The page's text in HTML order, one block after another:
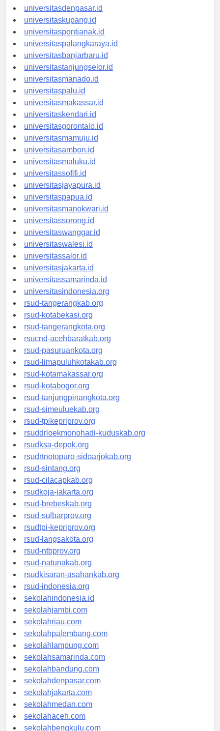
universitasbali.id
universitasdenpasar.id
universitaskupang.id
universitaspontianak.id
universitaspalangkaraya.id
universitasbanjarbaru.id
universitastanjungselor.id
universitasmanado.id
universitaspalu.id
universitasmakassar.id
universitaskendari.id
universitasgorontalo.id
universitasmamuju.id
universitasambon.id
universitasmaluku.id
universitassofifi.id
universitasjayapura.id
universitaspapua.id
universitasmanokwari.id
universitassorong.id
universitaswanggar.id
universitaswalesi.id
universitassalor.id
universitasjakarta.id
universitassamarinda.id
universitasindonesia.org
rsud-tangerangkab.org
rsud-kotabekasi.org
rsud-tangerangkota.org
rsucnd-acehbaratkab.org
rsud-pasuruankota.org
rsud-limapuluhkotakab.org
rsud-kotamakassar.org
rsud-kotabogor.org
rsud-tanjungpinangkota.org
rsud-simeuluekab.org
rsud-tpikepriprov.org
rsuddrloekmonohadi-kuduskab.org
rsudksa-depok.org
rsudrtnotopuro-sidoarjokab.org
rsud-sintang.org
rsud-cilacapkab.org
rsudkoja-jakarta.org
rsud-brebeskab.org
rsud-sulbarprov.org
rsudtpi-kepriprov.org
rsud-langsakota.org
rsud-ntbprov.org
rsud-natunakab.org
rsudkisaran-asahankab.org
rsud-indonesia.org
sekolahindonesia.id
sekolahjambi.com
sekolahriau.com
sekolahpalembang.com
sekolahlampung.com
sekolahsamarinda.com
sekolahbandung.com
sekolahdenpasar.com
sekolahjakarta.com
sekolahmedan.com
sekolahaceh.com